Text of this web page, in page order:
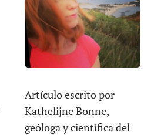
Artículo escrito por
Kathelijne Bonne,
geóloga y científica del